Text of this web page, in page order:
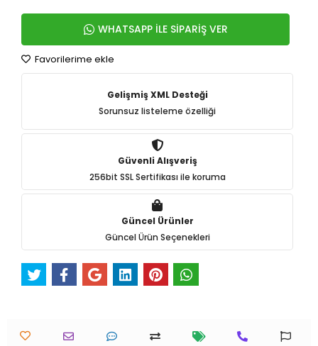
WHATSAPP İLE SİPARİŞ VER
Favorilerime ekle
Gelişmiş XML Desteği
Sorunsuz listeleme özelliği
Güvenli Alışveriş
256bit SSL Sertifikası ile koruma
Güncel Ürünler
Güncel Ürün Seçenekleri